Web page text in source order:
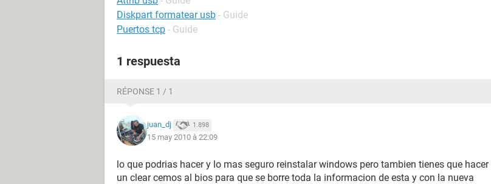
Diskpart formatear usb - Guide
Puertos tcp - Guide
1 respuesta
RÉPONSE 1 / 1
juan_dj 1.898
15 may 2010 à 22:09
lo que podrias hacer y lo mas seguro reinstalar windows pero tambien tienes que hacer
un clear cemos al bios para que se borre toda la informacion de esta y con la nueva